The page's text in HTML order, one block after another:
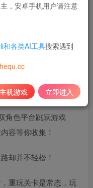
现在需要你帮助它们找
角色平台跳跃游戏
容等你收集！
却并不轻松！
重玩关卡是常态，玩
，安卓手机用户请注意
和各类AI工具搜索遇到
主机游戏 立即进入